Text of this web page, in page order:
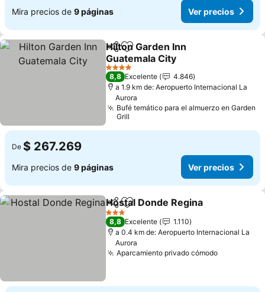
Mira precios de 9 páginas Ver precios
CompartirAgregar a favoritos
Hilton Garden Inn
Guatemala City
Ver precios
4 Estrellas
8,8 Excelente
4.846
a 1.9 km de: Aeropuerto Internacional La
Aurora
Bufé temático para el almuerzo en Garden
Grill
De $ 267.269
Mira precios de 9 páginas Ver precios
CompartirAgregar a favoritos
Hostal Donde Regina
3 Estrellas
8,8 Excelente
1.110
a 0.4 km de: Aeropuerto Internacional La
Aurora
Aparcamiento privado cómodoVer